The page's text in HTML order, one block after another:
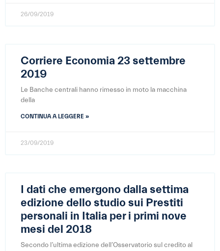
26/09/2019
Corriere Economia 23 settembre
2019
Le Banche centrali hanno rimesso in moto la macchina
della
CONTINUA A LEGGERE »
23/09/2019
I dati che emergono dalla settima
edizione dello studio sui Prestiti
personali in Italia per i primi nove
mesi del 2018
Secondo l’ultima edizione dell’Osservatorio sul credito al